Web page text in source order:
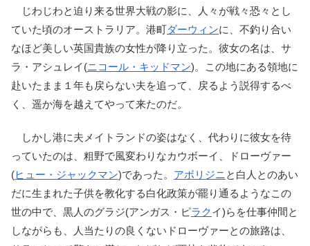
じわじわと迫り来る世界大戦の影に、人々が戦々恐々とし
ていた頃のオーストラリア。港町ダーウィンに、不釣り合い
なほど美しい英国貴族の女性が降り立った。彼女の名は、サ
ラ・アシュレイ(ニコール・キッドマン)。この地にある領地に
赴いたまま１年も戻らない夫を追って、戻るよう説得するべ
く、遥か海を越えてやって来たのだ。
しかし港に夫メイトランドの姿はなく、代わりに彼女を待
っていたのは、粗野で風変わりなカウボーイ、ドローヴァー
(ヒュー・ジャックマン)であった。 アボリジニと白人とのあい
だに生まれた子供を教化する白化政策が罷り通るようなこの
世の中で、黒人のグラジ(アンガス・ピラクイ)らを仕事仲間と
しながらも、人当たりの良くないドローヴァーとの旅路は、